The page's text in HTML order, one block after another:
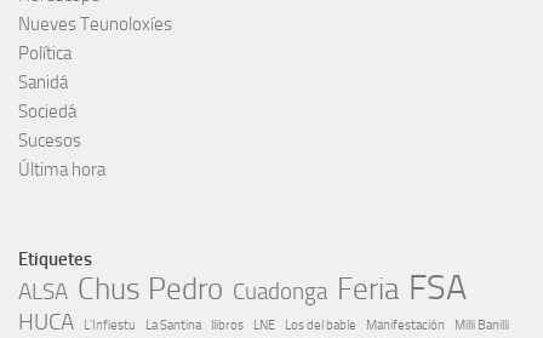
Nueves Teunoloxíes
Política
Sanidá
Sociedá
Sucesos
Última hora
Etiquetes
ALSA Chus Pedro Cuadonga Feria FSA
HUCA L'Infiestu La Santina llibros LNE Los del bable Manifestación Milli Banilli